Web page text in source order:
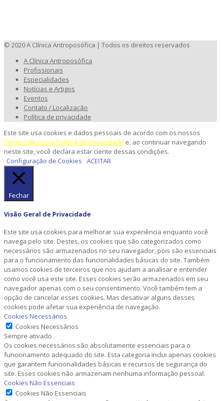
© 2020 A Clínica Antroposófica | Todos os direitos reservados
A Clínica Antroposófica
Profissionais
Especialidades
Notícias e Artigos
Eventos
Contato / Localização
Política de privacidade
Este site usa cookies e dados pessoais de acordo com os nossos
Termos de Uso e Política de Privacidade e, ao continuar navegando
neste site, você declara estar ciente dessas condições.
Configuração de Cookies
ACEITAR
Fechar
Visão Geral de Privacidade
Este site usa cookies para melhorar sua experiência enquanto você
navega pelo site. Destes, os cookies que são categorizados como
necessários são armazenados no seu navegador, pois são essenciais
para o funcionamento das funcionalidades básicas do site. Também
usamos cookies de terceiros que nos ajudam a analisar e entender
como você usa este site. Esses cookies serão armazenados em seu
navegador apenas com o seu consentimento. Você também tem a
opção de cancelar esses cookies. Mas desativar alguns desses
cookies pode afetar sua experiência de navegação.
Cookies Necessários
Cookies Necessários
Sempre ativado
Os cookies necessários são absolutamente essenciais para o
funcionamento adequado do site. Esta categoria inclui apenas cookies
que garantem funcionalidades básicas e recursos de segurança do
site. Esses cookies não armazenam nenhuma informação pessoal.
Cookies Não Essenciais
Cookies Não Essenciais